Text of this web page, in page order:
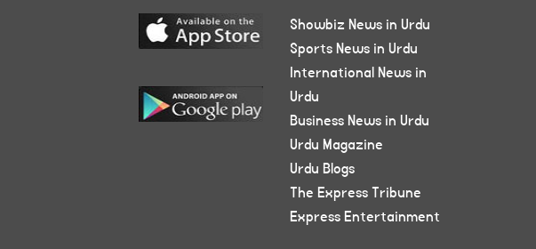
Showbiz News in Urdu
Sports News in Urdu
International News in
Urdu
Business News in Urdu
Urdu Magazine
Urdu Blogs
The Express Tribune
Express Entertainment